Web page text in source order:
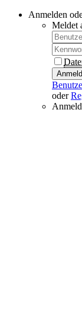
Anmelden
Meldet
oder